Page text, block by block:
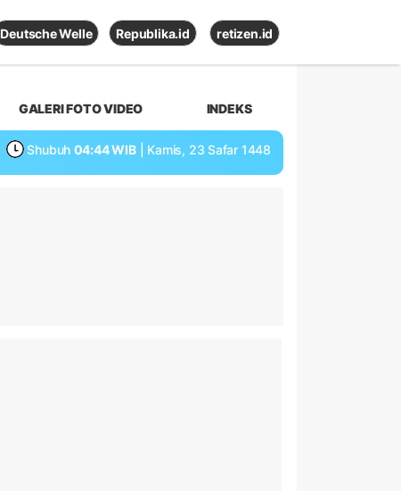
Deutsche Welle Republika.id retizen.id
GALERI FOTO VIDEO INDEKS
Shubuh 04:44 WIB | Kamis, 23 Safar 1448